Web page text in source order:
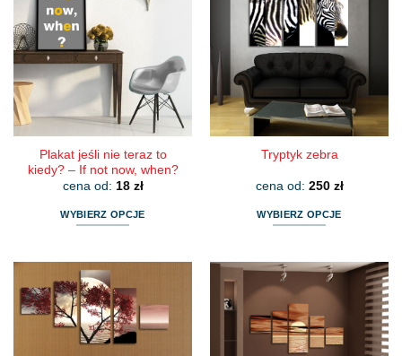
Plakat jeśli nie teraz to
kiedy? – If not now, when?
cena od: 18 zł
WYBIERZ OPCJE
ma
wiele
wariantów.
Opcje
można
Tryptyk zebra
cena od: 250 zł
WYBIERZ OPCJE
ma
wiele
wariantów.
Opcje
można